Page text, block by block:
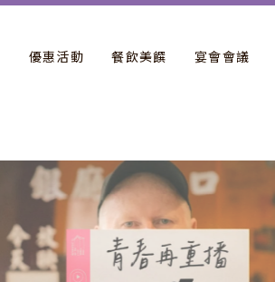
優惠活動 餐飲美饌 宴會會議